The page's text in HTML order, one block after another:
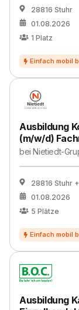
28816 Stuhr
01.08.2026
1 Platz
Ausbildung
(m/w/d)
beiNietiedt-
28816 Stuhr
01.08.2026
5 Plätze
Ausbildung